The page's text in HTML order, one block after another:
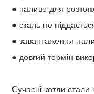
● паливо для
● сталь не
● завантаження
● довгий термін
Сучасні котли